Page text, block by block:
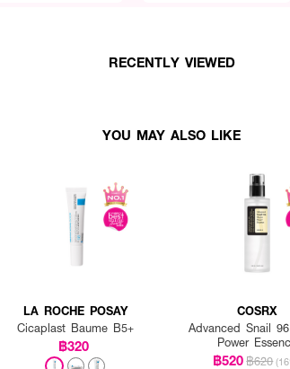
RECENTLY VIEWED
YOU MAY ALSO LIKE
LA ROCHE POSAY
Cicaplast Baume B5+
฿320
COSRX
Advanced Snail
Power
฿520฿620